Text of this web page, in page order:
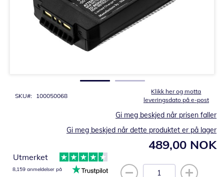
Klikk her og motta
leveringsdato på e-post
SKU 100050068
489,00 NOK
Gi meg beskjed når prisen faller
Gi meg beskjed når dette produktet er på lager
Utmerket
8,159 anmeldelser på